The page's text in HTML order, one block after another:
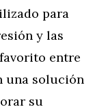
para
y las
entre
una solución
su